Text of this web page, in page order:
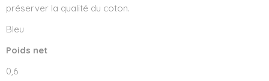
préserver la qualité du coton.
Bleu
Poids net
0,6